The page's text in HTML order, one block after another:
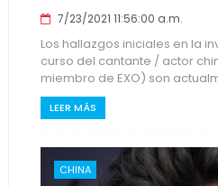
7/23/2021 11:56:00 a.m.
Los hallazgos iniciales en la
curso del cantante / actor
miembro de EXO) son
LEER MÁS
CHINA